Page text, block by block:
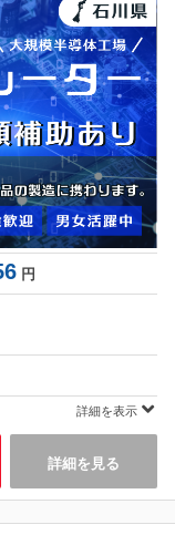
円
詳細を表示
詳細を見る